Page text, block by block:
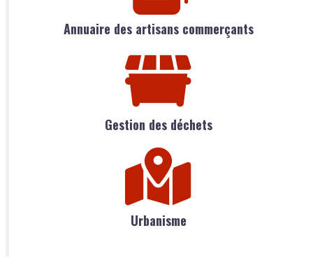
Annuaire des artisans commerçants
Gestion des déchets
Urbanisme